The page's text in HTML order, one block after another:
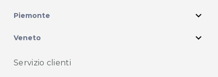
Piemonte expand_more
Veneto expand_more
Servizio clienti